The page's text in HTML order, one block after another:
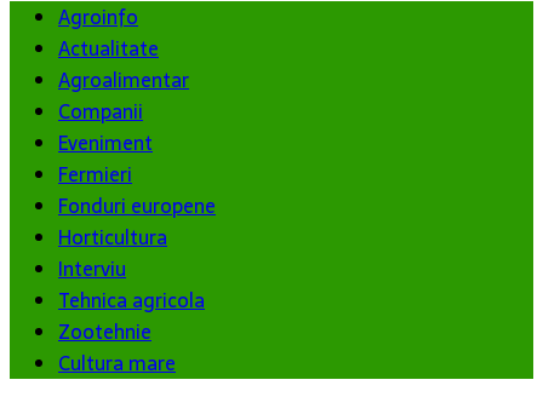
Agroinfo
Actualitate
Agroalimentar
Companii
Eveniment
Fermieri
Fonduri europene
Horticultura
Interviu
Tehnica agricola
Zootehnie
Cultura mare